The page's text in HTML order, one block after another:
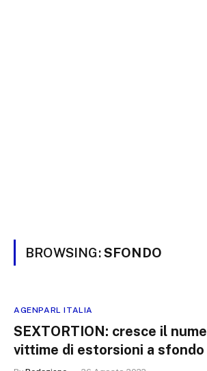
BROWSING:SFONDO
AGENPARL ITALIA
SEXTORTION: cresce il
vittime di estorsioni a sfondo